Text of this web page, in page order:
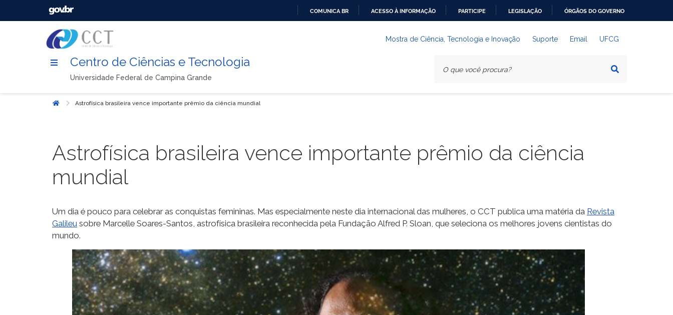
COMUNICA BR ACESSO À INFORMAÇÃO PARTICIPE LEGISLAÇÃO ÓRGÃOS DO GOVERNO
Mostra de Ciência, Tecnologia e Inovação Suporte Email UFCG
Centro de Ciências e Tecnologia
Universidade Federal de Campina Grande
Início Astrofísica brasileira vence importante prêmio da ciência mundial
Astrofísica brasileira vence importante prêmio da ciência
mundial
Um dia é pouco para celebrar as conquistas femininas. Mas especialmente neste dia internacional das mulheres, o CCT publica uma matéria da Revista
Galileu sobre Marcelle Soares-Santos, astrofísica brasileira reconhecida pela Fundação Alfred P. Sloan, que seleciona os melhores jovens cientistas do
mundo.